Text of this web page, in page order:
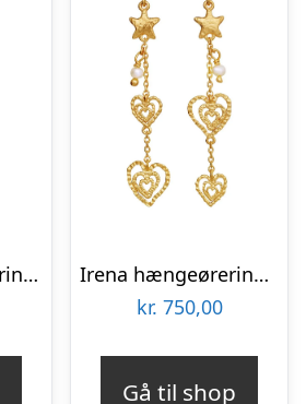
Arctic hængeørering, Large – forgyldt
Irena hængeøreringe – forgyldt
kr. 750,00
Gå til shop